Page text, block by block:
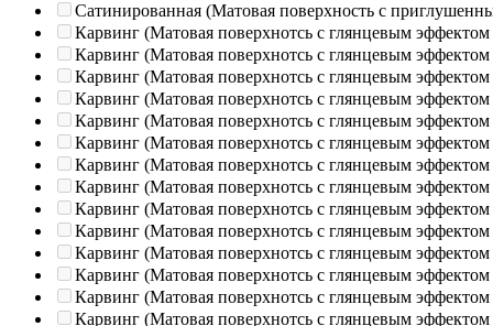
Сатинированная (Матовая поверхность с
Карвинг (Матовая поверхнотсь с глянцевым эффектом
Карвинг (Матовая поверхнотсь с глянцевым эффектом
Карвинг (Матовая поверхнотсь с глянцевым эффектом
Карвинг (Матовая поверхнотсь с глянцевым эффектом
Карвинг (Матовая поверхнотсь с глянцевым эффектом
Карвинг (Матовая поверхнотсь с глянцевым эффектом
Карвинг (Матовая поверхнотсь с глянцевым эффектом
Карвинг (Матовая поверхнотсь с глянцевым эффектом
Карвинг (Матовая поверхнотсь с глянцевым эффектом
Карвинг (Матовая поверхнотсь с глянцевым эффектом
Карвинг (Матовая поверхнотсь с глянцевым эффектом
Карвинг (Матовая поверхнотсь с глянцевым эффектом
Карвинг (Матовая поверхнотсь с глянцевым эффектом
Карвинг (Матовая поверхнотсь с глянцевым эффектом